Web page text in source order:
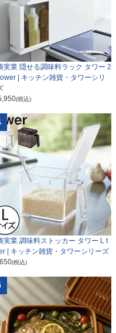
実業 隠せる調味料ラック タワー 2
| キッチン雑貨・タワーシリ
(税込)
実業 調味料ストッカー タワー L t
| キッチン雑貨・タワーシリーズ
(税込)